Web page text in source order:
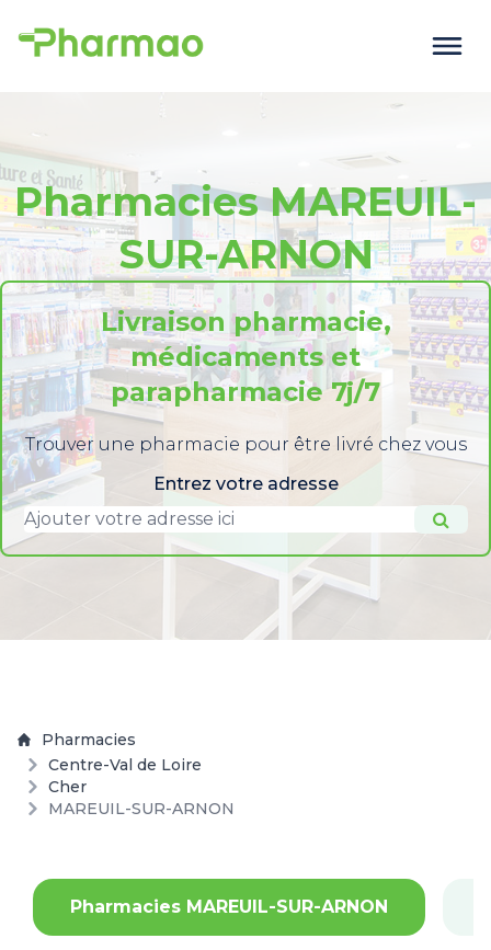
Pharmacies MAREUIL-
SUR-ARNON
Livraison pharmacie,
médicaments et
parapharmacie 7j/7
Trouver une pharmacie pour être livré chez vous
Entrez votre adresse
Pharmacies
Centre-Val de Loire
Cher
MAREUIL-SUR-ARNON
Pharmacies MAREUIL-SUR-ARNON